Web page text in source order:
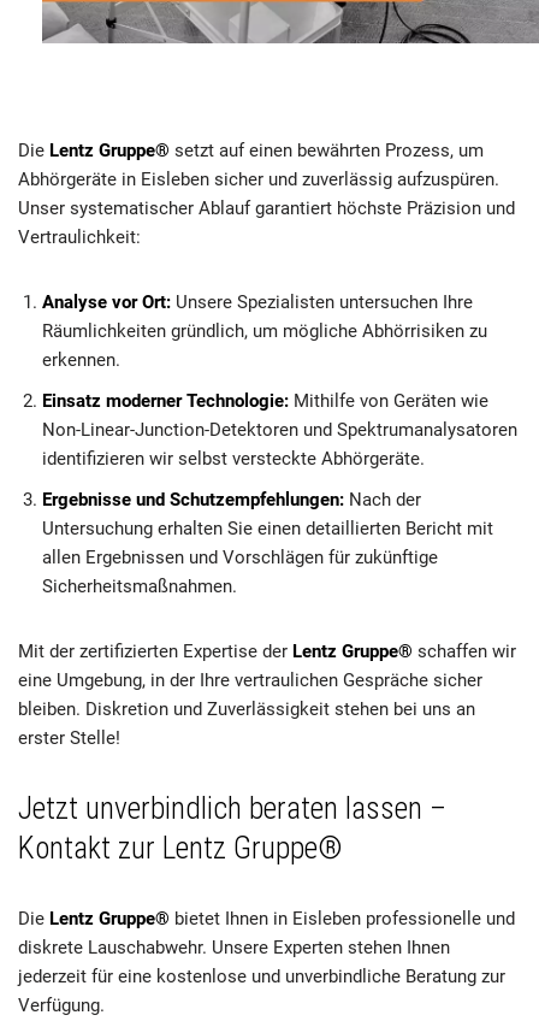
Die Lentz Gruppe® setzt auf einen bewährten Prozess, um
Abhörgeräte in Eisleben sicher und zuverlässig aufzuspüren.
Unser systematischer Ablauf garantiert höchste Präzision und
Vertraulichkeit:
Analyse vor Ort: Unsere Spezialisten untersuchen Ihre
Räumlichkeiten gründlich, um mögliche Abhörrisiken zu
erkennen.
Einsatz moderner Technologie: Mithilfe von Geräten wie
Non-Linear-Junction-Detektoren und Spektrumanalysatoren
identifizieren wir selbst versteckte Abhörgeräte.
Ergebnisse und Schutzempfehlungen: Nach der
Untersuchung erhalten Sie einen detaillierten Bericht mit
allen Ergebnissen und Vorschlägen für zukünftige
Sicherheitsmaßnahmen.
Mit der zertifizierten Expertise der Lentz Gruppe® schaffen wir
eine Umgebung, in der Ihre vertraulichen Gespräche sicher
bleiben. Diskretion und Zuverlässigkeit stehen bei uns an
erster Stelle!
Jetzt unverbindlich beraten lassen –
Kontakt zur Lentz Gruppe®
Die Lentz Gruppe® bietet Ihnen in Eisleben professionelle und
diskrete Lauschabwehr. Unsere Experten stehen Ihnen
jederzeit für eine kostenlose und unverbindliche Beratung zur
Verfügung.